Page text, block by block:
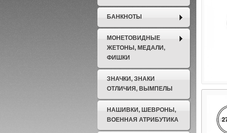
БАНКНОТЫ
МОНЕТОВИДНЫЕ
ЖЕТОНЫ, МЕДАЛИ,
ФИШКИ
ЗНАЧКИ, ЗНАКИ
ОТЛИЧИЯ, ВЫМПЕЛЫ
НАШИВКИ, ШЕВРОНЫ,
ВОЕННАЯ АТРИБУТИКА